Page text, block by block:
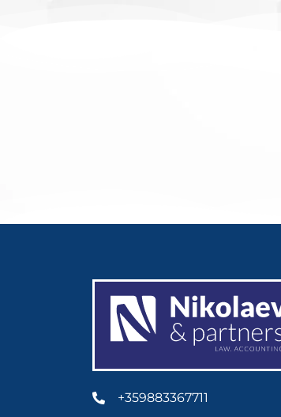
+359883367711